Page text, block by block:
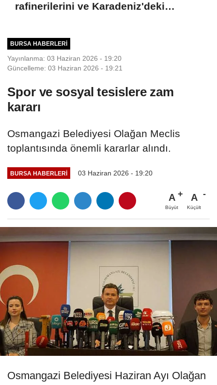
rafinerilerini ve Karadeniz'deki
BURSA HABERLERI
Yayınlanma: 03 Haziran 2026 - 19:20
Güncelleme: 03 Haziran 2026 - 19:21
Spor ve sosyal tesislere zam
kararı
Osmangazi Belediyesi Olağan Meclis
toplantısında önemli kararlar alındı.
BURSA HABERLERI 03 Haziran 2026 - 19:20
A
Büyüt
A
Küçült
Osmangazi Belediyesi Haziran Ayı Olağan